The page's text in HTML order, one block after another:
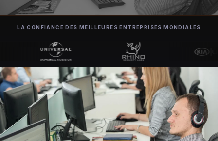
LA CONFIANCE DES MEILLEURES ENTREPRISES MONDIALES